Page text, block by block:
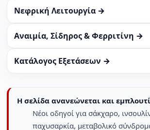
Νεφρική Λειτουργία →
Αναιμία, Σίδηρος & Φερριτίνη →
Κατάλογος Εξετάσεων →
Η σελίδα ανανεώνεται και
Νέοι οδηγοί για σάκχαρο,
παχυσαρκία, μεταβολικό